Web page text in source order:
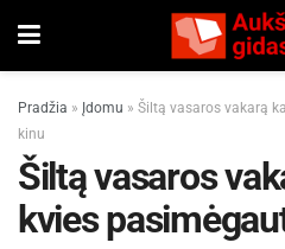
Pradžia » Įdomu » Šiltą vasaros vakarą
kinu
Šiltą vasaros
kvies